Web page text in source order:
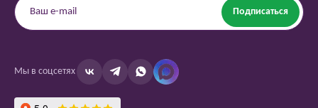
Подписаться
Мы в соцсетях